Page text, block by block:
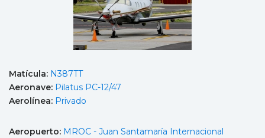
Matícula: N387TT
Aeronave: Pilatus PC-12/47
Aerolínea: Privado
Aeropuerto: MROC - Juan Santamaría Internacional